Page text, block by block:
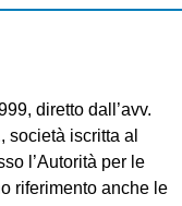
diretto dall’avv.
società iscritta al
l’Autorità per le
riferimento anche le